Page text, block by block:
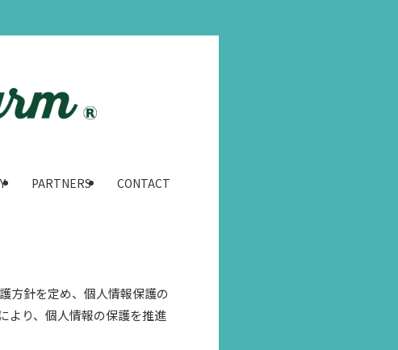
PARTNERS CONTACT
方針を定め、個人情報保護の
より、個人情報の保護を推進